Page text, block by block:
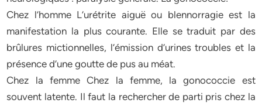
Chez l’homme L’urétrite aiguë ou blennorragie est la
manifestation la plus courante. Elle se traduit par des
brûlures mictionnelles, l’émission d’urines troubles et la
présence d’une goutte de pus au méat.
Chez la femme Chez la femme, la gonococcie est
souvent latente. Il faut la rechercher de parti pris chez la